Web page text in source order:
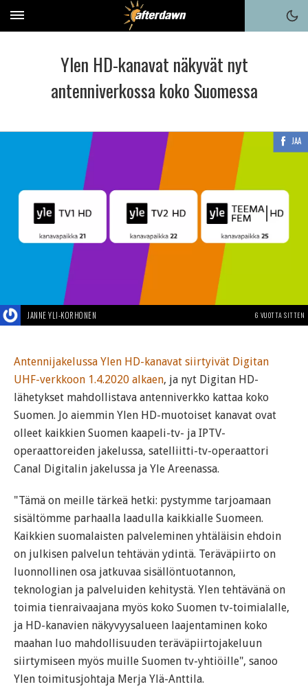
Ylen HD-kanavat näkyvät nyt
antenniverkossa koko Suomessa
JAA
JANNE YLI-KORHONEN 6 VUOTTA SITTEN
Antennijakelussa Ylen HD-kanavat siirtyivät Digitan
UHF-verkkoon 1.4.2020 alkaen, ja nyt Digitan HD-
lähetykset mahdollistava antenniverkko kattaa koko
Suomen. Jo aiemmin Ylen HD-muotoiset kanavat ovat
olleet kaikkien Suomen kaapeli-tv- ja IPTV-
operaattoreiden jakelussa, satelliitti-tv-operaattori
Canal Digitalin jakelussa ja Yle Areenassa.
"Tämä on meille tärkeä hetki: pystymme tarjoamaan
sisältömme parhaalla laadulla kaikkialle Suomeen.
Kaikkien suomalaisten palveleminen yhtäläisin ehdoin
on julkisen palvelun tehtävän ydintä. Teräväpiirto on
luonnollinen osa jatkuvaa sisällöntuotannon,
teknologian ja palveluiden kehitystä. Ylen tehtävänä on
toimia tienraivaajana myös koko Suomen tv-toimialalle,
ja HD-kanavien näkyvyysalueen laajentaminen koko
maahan luo mahdollisuuden teräväpiirtojakeluun
siirtymiseen myös muille Suomen tv-yhtiöille", sanoo
Ylen toimitusjohtaja Merja Ylä-Anttila.